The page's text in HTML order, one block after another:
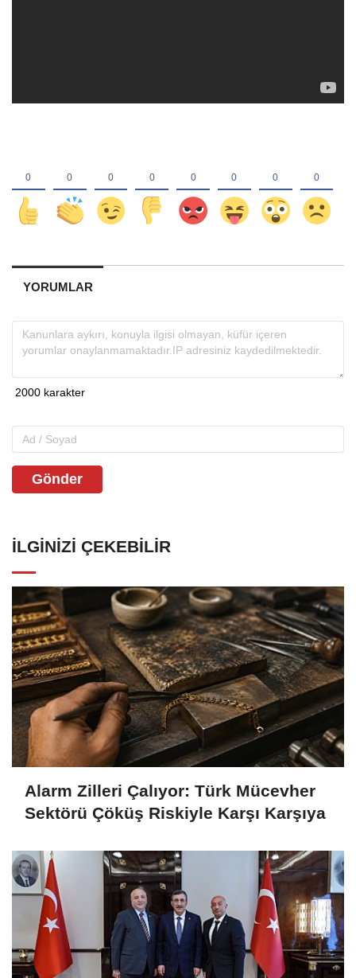
YORUMLAR
Gönder
İLGINIZI ÇEKEBILIR
Alarm Zilleri Çalıyor: Türk Mücevher
Sektörü Çöküş Riskiyle Karşı Karşıya